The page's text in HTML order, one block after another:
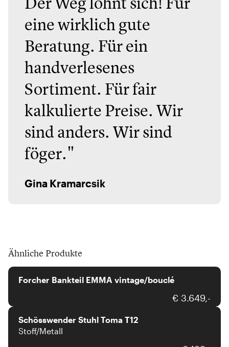
eine wirklich gute
Beratung. Für ein
handverlesenes
Sortiment. Für fair
kalkulierte Preise. Wir
sind anders. Wir sind
föger."
Gina Kramarcsik
Ähnliche Produkte
Forcher Bankteil EMMA vintage/bouclé
€ 3.649,-
Schösswender
Schösswender Stuhl Toma T12
Stoff/Metall